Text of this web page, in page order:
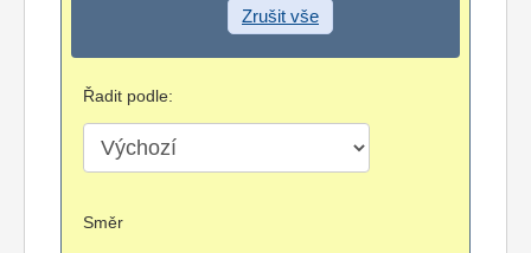
Zrušit vše
Řadit podle:
Směr